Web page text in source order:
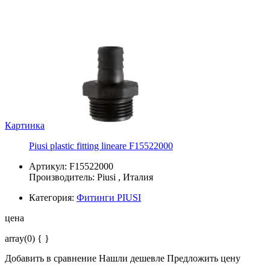
Картинка
Piusi plastic fitting lineare F15522000
Артикул: F15522000
Производитель: Piusi , Италия
Категория: Фитинги PIUSI
цена
array(0) { }
Добавить в сравнение Нашли дешевле Предложить цену